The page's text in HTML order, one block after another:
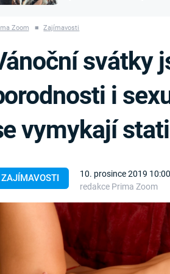
BRITSKÁ
RODINA
Zoom ■ Zajímavosti
ZAJÍMAVOSTI
10. prosince 2019 10:00
redakce Prima Zoom
svátky
i
vymykají